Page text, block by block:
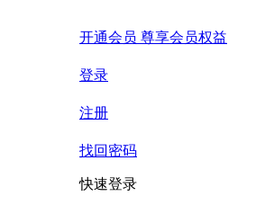
开通会员 尊享会员权益
登录
注册
找回密码
快速登录